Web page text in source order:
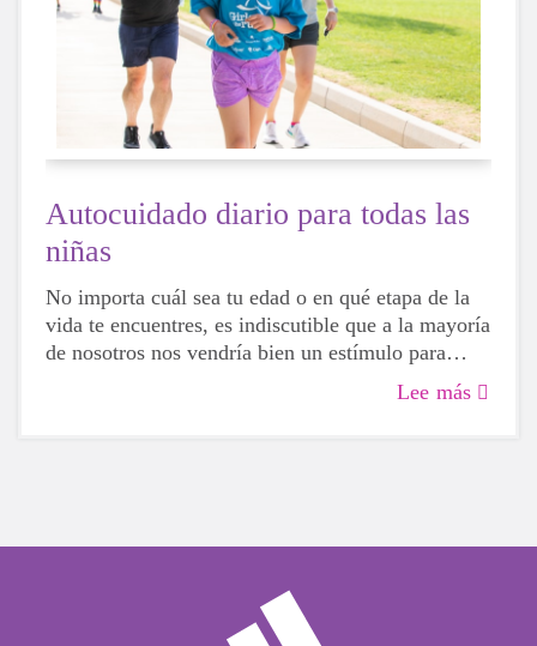
Autocuidado diario para todas las
niñas
No importa cuál sea tu edad o en qué etapa de la
vida te encuentres, es indiscutible que a la mayoría
de nosotros nos vendría bien un estímulo para
nuestra salud física, mental y emocional. La vida
puede ser desalentadora y francamente agotadora,
Lee más